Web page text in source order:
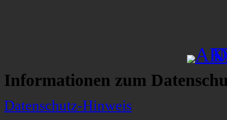
Informationen zum
Datenschutz-Hinweis